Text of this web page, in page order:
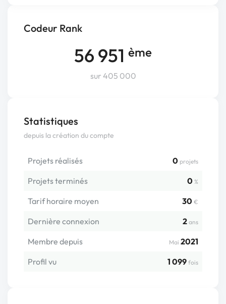
Codeur Rank
56 951 ème
sur 405 000
Statistiques
depuis la création du compte
Projets réalisés 0 projets
Projets terminés 0 %
Tarif horaire moyen 30 €
Dernière connexion 2 ans
Membre depuis Mai 2021
Profil vu
1 099 fois